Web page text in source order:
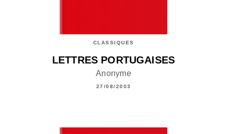
CLASSIQUES
LETTRES PORTUGAISES
Anonyme
27/08/2003